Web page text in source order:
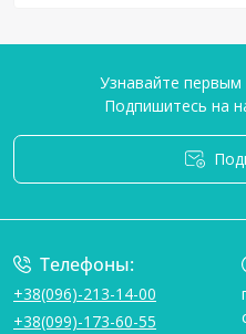
Узнавайте первым
Подпишитесь на
Телефоны:
+38(096)-213-14-00
+38(099)-173-60-55